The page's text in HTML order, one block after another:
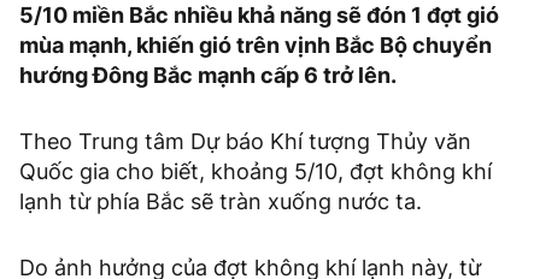
5/10 miền Bắc nhiều khả năng sẽ đón 1 đợt gió
mùa mạnh, khiến gió trên vịnh Bắc Bộ chuyển
hướng Đông Bắc mạnh cấp 6 trở lên.
Theo Trung tâm Dự báo Khí tượng Thủy văn
Quốc gia cho biết, khoảng 5/10, đợt không khí
lạnh từ phía Bắc sẽ tràn xuống nước ta.
Do ảnh hưởng của đợt không khí lạnh này, từ